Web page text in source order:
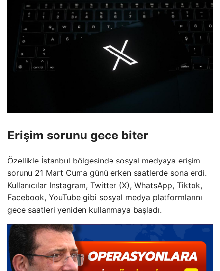
Erişim sorunu gece biter
Özellikle İstanbul bölgesinde sosyal medyaya erişim
sorunu 21 Mart Cuma günü erken saatlerde sona erdi.
Kullanıcılar Instagram, Twitter (X), WhatsApp, Tiktok,
Facebook, YouTube gibi sosyal medya platformlarını
gece saatleri yeniden kullanmaya başladı.